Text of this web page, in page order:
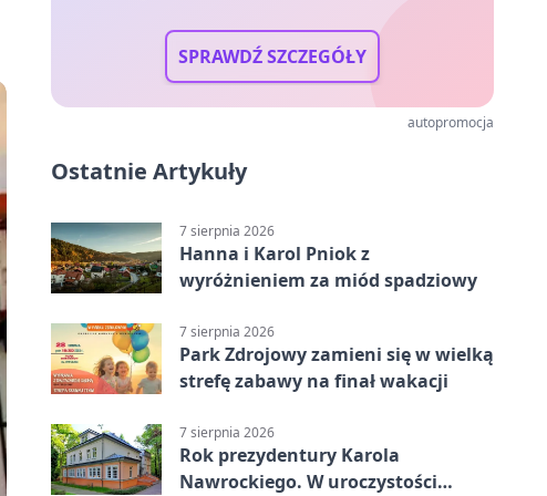
SPRAWDŹ SZCZEGÓŁY
autopromocja
Ostatnie Artykuły
7 sierpnia 2026
Hanna i Karol Pniok z
wyróżnieniem za miód spadziowy
7 sierpnia 2026
Park Zdrojowy zamieni się w wielką
strefę zabawy na finał wakacji
7 sierpnia 2026
Rok prezydentury Karola
Nawrockiego. W uroczystości